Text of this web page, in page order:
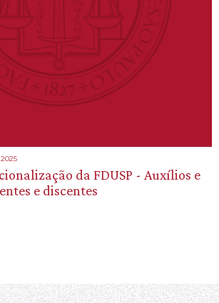
da FDUSP - Auxílios e
e discentes